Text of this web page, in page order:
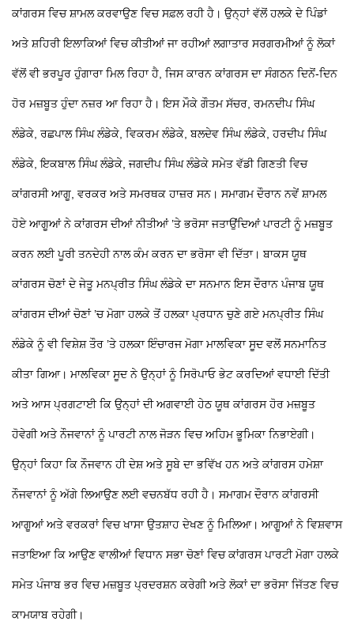
ਕਾਂਗਰਸ ਵਿਚ ਸ਼ਾਮਲ ਕਰਵਾਉਣ ਵਿਚ ਸਫ਼ਲ ਰਹੀ ਹੈ। ਉਨ੍ਹਾਂ ਵੱਲੋਂ ਹਲਕੇ ਦੇ ਪਿੰਡਾਂ
ਅਤੇ ਸ਼ਹਿਰੀ ਇਲਾਕਿਆਂ ਵਿਚ ਕੀਤੀਆਂ ਜਾ ਰਹੀਆਂ ਲਗਾਤਾਰ ਸਰਗਰਮੀਆਂ ਨੂੰ ਲੋਕਾਂ
ਵੱਲੋਂ ਵੀ ਭਰਪੂਰ ਹੁੰਗਾਰਾ ਮਿਲ ਰਿਹਾ ਹੈ, ਜਿਸ ਕਾਰਨ ਕਾਂਗਰਸ ਦਾ ਸੰਗਠਨ ਦਿਨੋਂ-ਦਿਨ
ਹੋਰ ਮਜ਼ਬੂਤ ਹੁੰਦਾ ਨਜ਼ਰ ਆ ਰਿਹਾ ਹੈ। ਇਸ ਮੌਕੇ ਗੌਤਮ ਸੱਚਰ, ਰਮਨਦੀਪ ਸਿੰਘ
ਲੰਡੇਕੇ, ਰਛਪਾਲ ਸਿੰਘ ਲੰਡੇਕੇ, ਵਿਕਰਮ ਲੰਡੇਕੇ, ਬਲਦੇਵ ਸਿੰਘ ਲੰਡੇਕੇ, ਹਰਦੀਪ ਸਿੰਘ
ਲੰਡੇਕੇ, ਇਕਬਾਲ ਸਿੰਘ ਲੰਡੇਕੇ, ਜਗਦੀਪ ਸਿੰਘ ਲੰਡੇਕੇ ਸਮੇਤ ਵੱਡੀ ਗਿਣਤੀ ਵਿਚ
ਕਾਂਗਰਸੀ ਆਗੂ, ਵਰਕਰ ਅਤੇ ਸਮਰਥਕ ਹਾਜ਼ਰ ਸਨ। ਸਮਾਗਮ ਦੌਰਾਨ ਨਵੇਂ ਸ਼ਾਮਲ
ਹੋਏ ਆਗੂਆਂ ਨੇ ਕਾਂਗਰਸ ਦੀਆਂ ਨੀਤੀਆਂ ’ਤੇ ਭਰੋਸਾ ਜਤਾਉਂਦਿਆਂ ਪਾਰਟੀ ਨੂੰ ਮਜ਼ਬੂਤ
ਕਰਨ ਲਈ ਪੂਰੀ ਤਨਦੇਹੀ ਨਾਲ ਕੰਮ ਕਰਨ ਦਾ ਭਰੋਸਾ ਵੀ ਦਿੱਤਾ। ਬਾਕਸਯੂਥ
ਕਾਂਗਰਸ ਚੋਣਾਂ ਦੇ ਜੇਤੂ ਮਨਪ੍ਰੀਤ ਸਿੰਘ ਲੰਡੇਕੇ ਦਾ ਸਨਮਾਨਇਸ ਦੌਰਾਨ ਪੰਜਾਬ ਯੂਥ
ਕਾਂਗਰਸ ਦੀਆਂ ਚੋਣਾਂ ’ਚ ਮੋਗਾ ਹਲਕੇ ਤੋਂ ਹਲਕਾ ਪ੍ਰਧਾਨ ਚੁਣੇ ਗਏ ਮਨਪ੍ਰੀਤ ਸਿੰਘ
ਲੰਡੇਕੇ ਨੂੰ ਵੀ ਵਿਸ਼ੇਸ਼ ਤੌਰ ’ਤੇ ਹਲਕਾ ਇੰਚਾਰਜ ਮੋਗਾ ਮਾਲਵਿਕਾ ਸੂਦ ਵਲੋਂ ਸਨਮਾਨਿਤ
ਕੀਤਾ ਗਿਆ। ਮਾਲਵਿਕਾ ਸੂਦ ਨੇ ਉਨ੍ਹਾਂ ਨੂੰ ਸਿਰੋਪਾਓ ਭੇਟ ਕਰਦਿਆਂ ਵਧਾਈ ਦਿੱਤੀ
ਅਤੇ ਆਸ ਪ੍ਰਗਟਾਈ ਕਿ ਉਨ੍ਹਾਂ ਦੀ ਅਗਵਾਈ ਹੇਠ ਯੂਥ ਕਾਂਗਰਸ ਹੋਰ ਮਜ਼ਬੂਤ
ਹੋਵੇਗੀ ਅਤੇ ਨੌਜਵਾਨਾਂ ਨੂੰ ਪਾਰਟੀ ਨਾਲ ਜੋੜਨ ਵਿਚ ਅਹਿਮ ਭੂਮਿਕਾ ਨਿਭਾਏਗੀ।
ਉਨ੍ਹਾਂ ਕਿਹਾ ਕਿ ਨੌਜਵਾਨ ਹੀ ਦੇਸ਼ ਅਤੇ ਸੂਬੇ ਦਾ ਭਵਿੱਖ ਹਨ ਅਤੇ ਕਾਂਗਰਸ ਹਮੇਸ਼ਾ
ਨੌਜਵਾਨਾਂ ਨੂੰ ਅੱਗੇ ਲਿਆਉਣ ਲਈ ਵਚਨਬੱਧ ਰਹੀ ਹੈ। ਸਮਾਗਮ ਦੌਰਾਨ ਕਾਂਗਰਸੀ
ਆਗੂਆਂ ਅਤੇ ਵਰਕਰਾਂ ਵਿਚ ਖਾਸਾ ਉਤਸ਼ਾਹ ਦੇਖਣ ਨੂੰ ਮਿਲਿਆ। ਆਗੂਆਂ ਨੇ ਵਿਸ਼ਵਾਸ
ਜਤਾਇਆ ਕਿ ਆਉਣ ਵਾਲੀਆਂ ਵਿਧਾਨ ਸਭਾ ਚੋਣਾਂ ਵਿਚ ਕਾਂਗਰਸ ਪਾਰਟੀ ਮੋਗਾ ਹਲਕੇ
ਸਮੇਤ ਪੰਜਾਬ ਭਰ ਵਿਚ ਮਜ਼ਬੂਤ ਪ੍ਰਦਰਸ਼ਨ ਕਰੇਗੀ ਅਤੇ ਲੋਕਾਂ ਦਾ ਭਰੋਸਾ ਜਿੱਤਣ ਵਿਚ
ਕਾਮਯਾਬ ਰਹੇਗੀ।